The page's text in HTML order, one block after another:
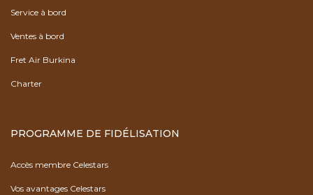
Service à bord
Ventes à bord
Fret Air Burkina
Charter
PROGRAMME DE FIDÉLISATION
Accès membre Celestars
Vos avantages Celestars